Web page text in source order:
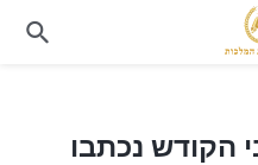
הקודש נכתבו